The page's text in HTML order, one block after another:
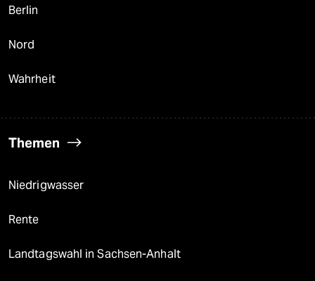
Berlin
Nord
Wahrheit
Themen
Niedrigwasser
Rente
Landtagswahl in Sachsen-Anhalt